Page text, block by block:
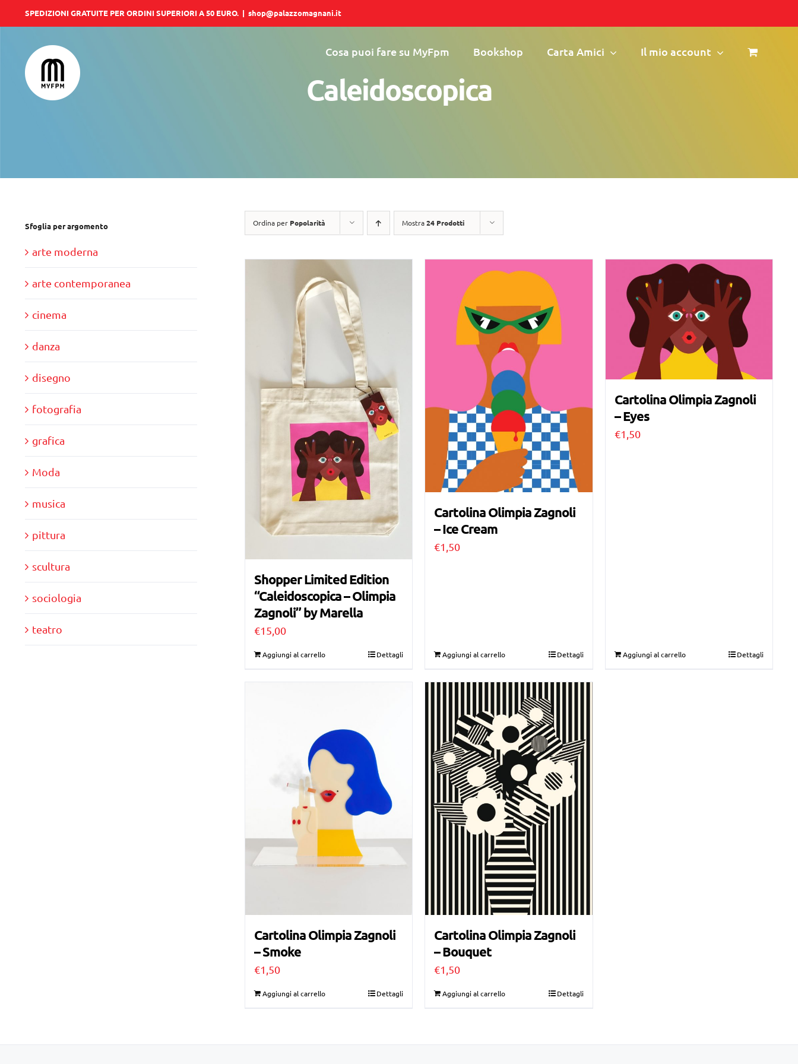
al
contenuto
SPEDIZIONI GRATUITE PER ORDINI SUPERIORI A 50 EURO. | shop@palazzomagnani.it
Cosa puoi fare su MyFpm Bookshop Carta Amici Il mio account
Caleidoscopica
Ordina per Popolarità Mostra24 Prodotti
Shopper Limited Edition
“Caleidoscopica – Olimpia
Zagnoli” by Marella
€15,00
Aggiungi al carrello Dettagli
Cartolina Olimpia Zagnoli
– Ice Cream
€1,50
Aggiungi al carrello Dettagli
Cartolina Olimpia Zagnoli
– Eyes
€1,50
Aggiungi al carrello Dettagli
Cartolina Olimpia Zagnoli
– Smoke
€1,50
Aggiungi al carrello Dettagli
Cartolina Olimpia Zagnoli
– Bouquet
€1,50
Aggiungi al carrello Dettagli
Sfoglia per argomento
arte moderna
arte contemporanea
cinema
danza
disegno
fotografia
grafica
Moda
musica
pittura
scultura
sociologia
teatro